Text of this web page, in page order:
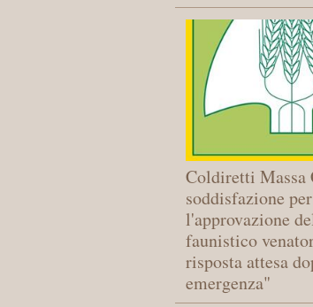
Coldiretti Massa
soddisfazione per
l'approvazione
faunistico
risposta attesa
emergenza"